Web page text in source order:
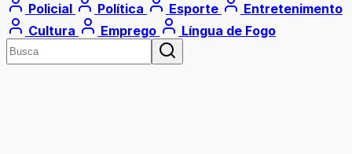
Policial
Política Esporte
Entretenimento
Cultura
Emprego Língua de Fogo